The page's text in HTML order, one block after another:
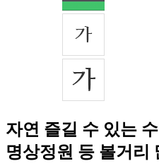
자연 즐길 수 있는
명상정원 등 볼거리